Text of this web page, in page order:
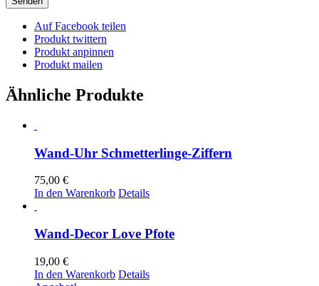
Auf Facebook teilen
Produkt twittern
Produkt anpinnen
Produkt mailen
Ähnliche Produkte
Wand-Uhr Schmetterlinge-Ziffern
75,00 €
In den Warenkorb Details
Wand-Decor Love Pfote
19,00 €
In den Warenkorb Details